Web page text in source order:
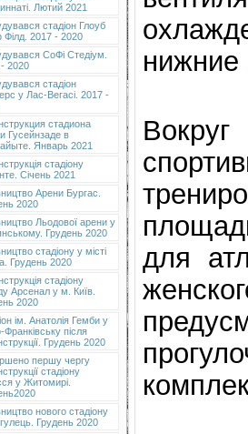
Лютий 2021
стадіон Глоуб
Філд. 2017 - 2020
СоФі Стедіум.
2020
стадіон
у Лас-Вегасі. 2017 -
стадиона
Гусейнзаде в
Январь 2021
стадіону
Січень 2021
Арени Бургас.
2020
Льодової арени у
Грудень 2020
стадіону у місті
Грудень 2020
стадіону
Арсенал у м. Київ.
2020
ім. Анатолія Гемби у
Франківську після
Грудень 2020
першу чергу
стадіону
у Житомирі.
нового стадіону
Грудень 2020
нижние
для